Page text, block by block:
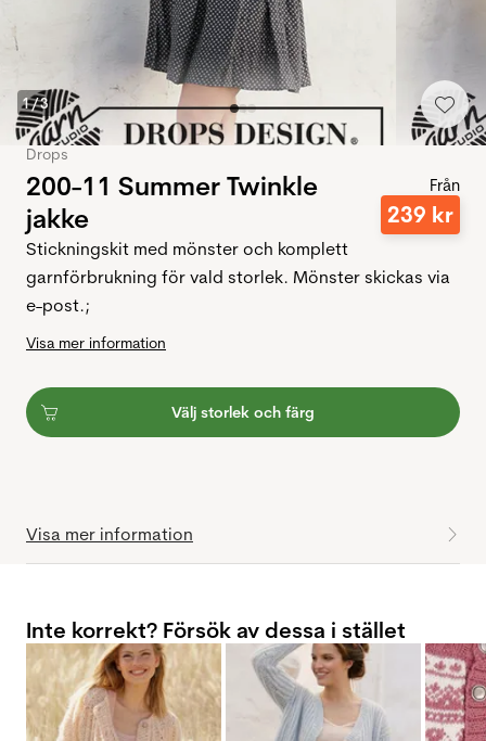
1/3
Drops
200-11 Summer Twinkle
jakke
Från
239 kr
Stickningskit med mönster och komplett
garnförbrukning för vald storlek. Mönster skickas via
e-post.;
Visa mer information
Välj storlek och färg
Visa mer information
Inte korrekt? Försök av dessa i stället